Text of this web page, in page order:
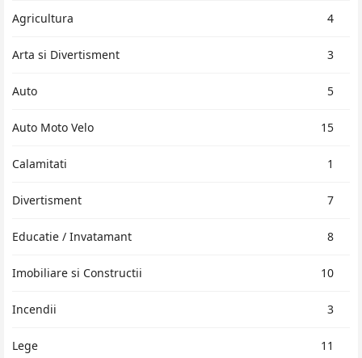
Agricultura 4
Arta si Divertisment 3
Auto 5
Auto Moto Velo 15
Calamitati 1
Divertisment 7
Educatie / Invatamant 8
Imobiliare si Constructii 10
Incendii 3
Lege 11